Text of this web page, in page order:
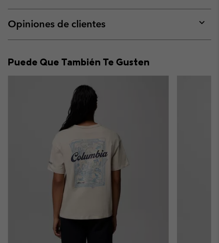
or
Opiniones de clientes
or
Puede Que También Te Gusten